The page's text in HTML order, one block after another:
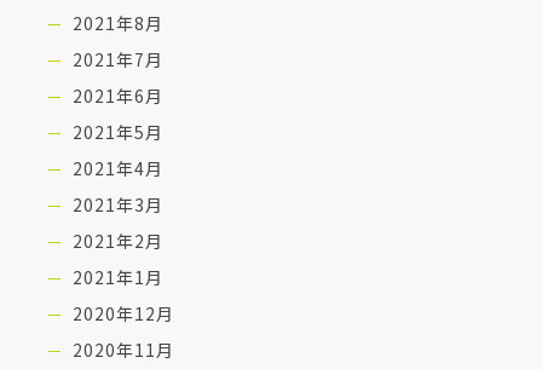
2021年8月
2021年7月
2021年6月
2021年5月
2021年4月
2021年3月
2021年2月
2021年1月
2020年12月
2020年11月